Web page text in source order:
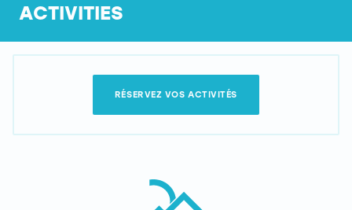
ACTIVITIES
RÉSERVEZ VOS ACTIVITÉS